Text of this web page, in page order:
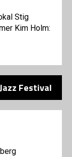
Stig
Kim Holm:
Festival